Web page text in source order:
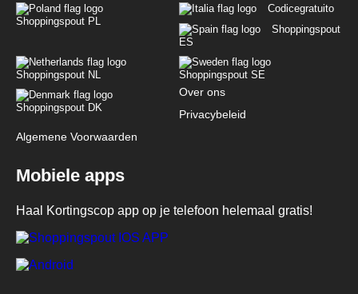
Shoppingspout PL
Codicegratuito
Shoppingspout
ES
Shoppingspout NL Shoppingspout SE
Shoppingspout DK
Over ons
Privacybeleid
Algemene Voorwaarden
Mobiele apps
Haal Kortingscop app op je telefoon helemaal gratis!